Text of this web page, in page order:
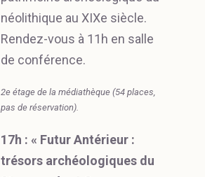
néolithique au XIXe siècle.
Rendez-vous à 11h en salle
de conférence.
2e étage de la médiathèque (54 places,
pas de réservation).
17h : « Futur Antérieur :
trésors archéologiques du